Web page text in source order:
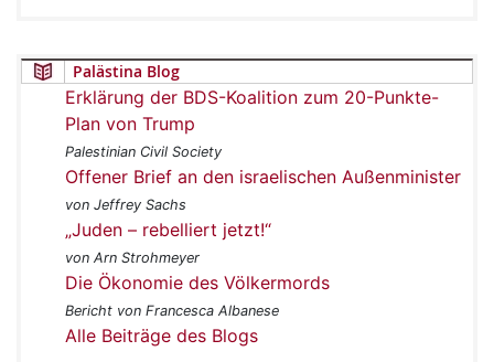
Palästina Blog
Erklärung der BDS-Koalition zum 20-Punkte-
Plan von Trump
Palestinian Civil Society
Offener Brief an den israelischen Außenminister
von Jeffrey Sachs
„Juden – rebelliert jetzt!“
von Arn Strohmeyer
Die Ökonomie des Völkermords
Bericht von Francesca Albanese
Alle Beiträge des Blogs